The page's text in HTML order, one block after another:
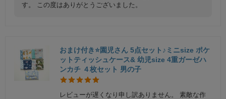
す。 この度はありがとうございました。
おまけ付き⭐️園児さん 5点セット♪ミニsize ポケ
ットティッシュケース& 幼児size 4重ガーゼハ
ンカチ ４枚セット 男の子
レビューが遅くなり申し訳ありません。 素敵な作